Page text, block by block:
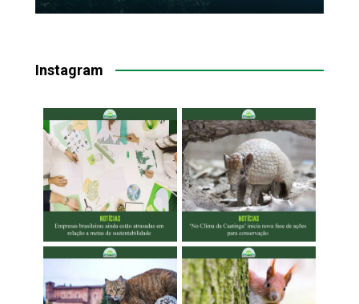
Instagram